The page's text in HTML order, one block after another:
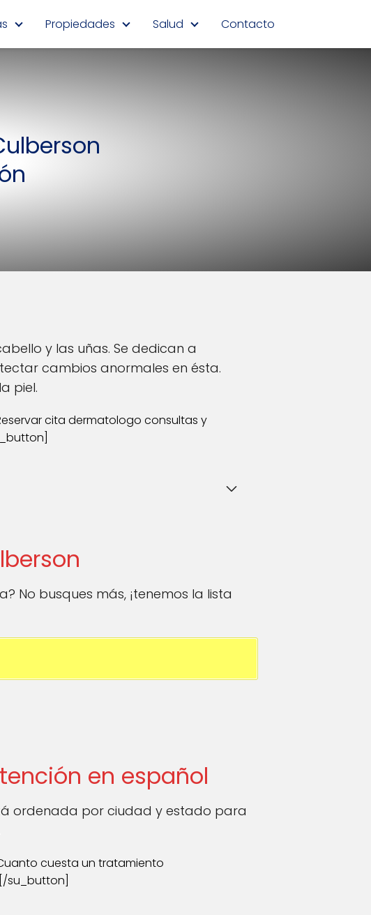
Propiedades Salud Contacto
y las uñas. Se dedican a
cambios anormales en ésta.
piel.
cita dermatologo consultas y
No busques más, ¡tenemos la lista
en español
ordenada por ciudad y estado para
cuesta un tratamiento
su_button]